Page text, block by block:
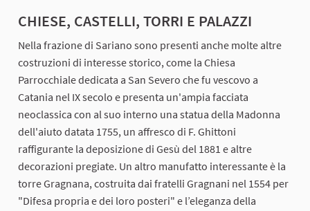
CHIESE, CASTELLI, TORRI E PALAZZI
Nella frazione di Sariano sono presenti anche molte altre
costruzioni di interesse storico, come la Chiesa
Parrocchiale dedicata a San Severo che fu vescovo a
Catania nel IX secolo e presenta un'ampia facciata
neoclassica con al suo interno una statua della Madonna
dell'aiuto datata 1755, un affresco di F. Ghittoni
raffigurante la deposizione di Gesù del 1881 e altre
decorazioni pregiate. Un altro manufatto interessante è la
torre Gragnana, costruita dai fratelli Gragnani nel 1554 per
"Difesa propria e dei loro posteri" e l’eleganza della